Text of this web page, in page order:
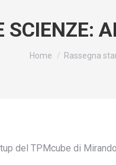
SCIENZE:
You are here:
Home Rassegna
del TPMcube di